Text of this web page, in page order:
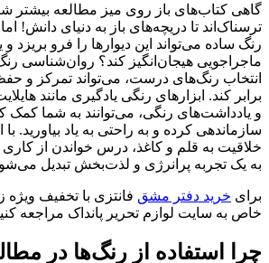
گاهی کتاب‌های باز روی میز مطالعه بیشتر
ترسناک‌اند تا دریچه‌های باز به دنیای دانش!
رنگ ساده می‌تواند این دیوارها را فرو بریزد و
ماجراجویی هیجان‌انگیز کند؟ روان‌شناسی
انتخاب رنگ‌های درست، می‌تواند تمرکز و
برابر کند. ابزارهای رنگی یادگیری مانند
و یادداشت‌های رنگی، می‌توانند به شما کمک
سازماندهی کرده و به راحتی به یاد بیاورید.
خلاقیت به قلم و کاغذ، درس خواندن از
به یک تجربه پرانرژی و لذت‌بخش تبدیل
برای خرید دفتر مشق فانتزی با تخفیف
خاص به سایت لوازم تحریر پانداک مراجعه
چرا استفاده از رنگ‌ها در